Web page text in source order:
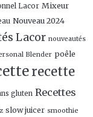
Lacor Mixeur
Nouveau 2024
Lacor nouveautés
Blender poêle
recette
gluten Recettes
slow juicer smoothie